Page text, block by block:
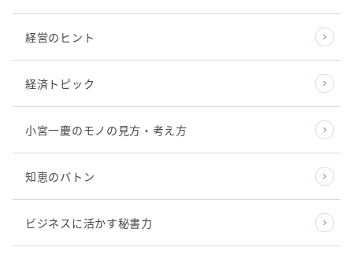
経営のヒント
経済トピック
小宮一慶のモノの見方・考え方
知恵のバトン
ビジネスに活かす秘書力